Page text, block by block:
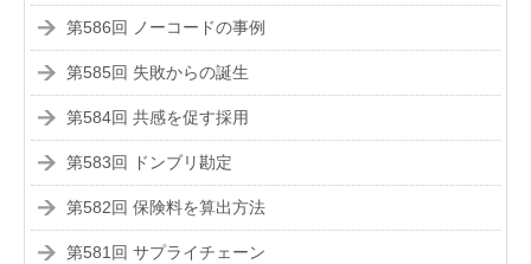
第586回 ノーコードの事例
第585回 失敗からの誕生
第584回 共感を促す採用
第583回 ドンブリ勘定
第582回 保険料を算出方法
第581回 サプライチェーン